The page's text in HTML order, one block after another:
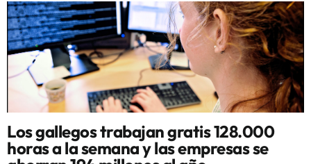
Los gallegos trabajan gratis 128.000
horas a la semana y las empresas se